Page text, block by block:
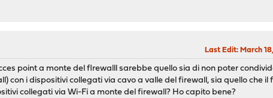
Last Edit: March
point a monte del flrewalll sarebbe quello sia di non poter
con i dispositivi collegati via cavo a valle del firewall, sia quello che il
collegati via Wi-Fi a monte del firewall? Ho capito bene?